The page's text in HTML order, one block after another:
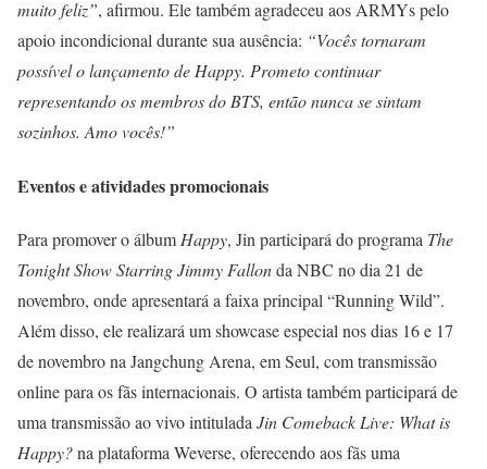
muito feliz”, afirmou. Ele também agradeceu aos ARMYs pelo
apoio incondicional durante sua ausência: “Vocês tornaram
possível o lançamento de Happy. Prometo continuar
representando os membros do BTS, então nunca se sintam
sozinhos. Amo vocês!”
Eventos e atividades promocionais
Para promover o álbum Happy, Jin participará do programa The
Tonight Show Starring Jimmy Fallonda NBC no dia 21 de
novembro, onde apresentará a faixa principal “Running Wild”.
Além disso, ele realizará um showcase especial nos dias 16 e 17
de novembro na Jangchung Arena, em Seul, com transmissão
online para os fãs internacionais. O artista também participará de
uma transmissão ao vivo intitulada Jin Comeback Live: What is
Happy?na plataforma Weverse, oferecendo aos fãs uma